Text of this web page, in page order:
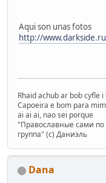
Aqui son unas fotos
http://
Rhaid achub ar bob cyfle
Capoeira e bom para
ai ai ai, nao sei porque
"Православные сами по
группа" (с) Даниэль
Dana